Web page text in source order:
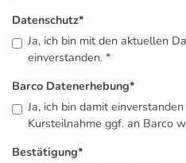
Datenschutz*
Ja, ich bin mit den aktuellen
einverstanden. *
Barco Datenerhebung*
Ja, ich bin damit
Kursteilnahme ggf. an Barco
Bestätigung*